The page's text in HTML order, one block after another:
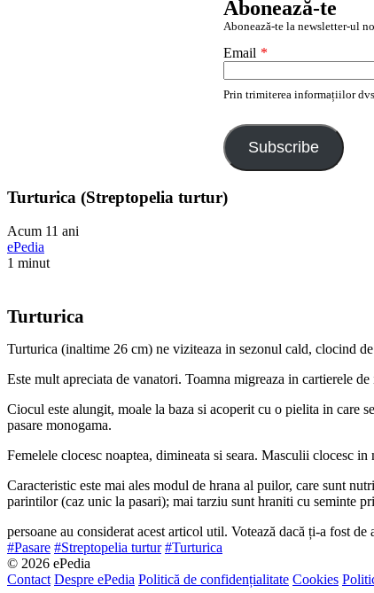
Abonează-te
Abonează-te la newsletter-ul
Email *
Prin trimiterea informațiilor
Subscribe
Turturica (Streptopelia turtur)
Acum 11 ani
ePedia
1 minut
Turturica
Turturica (inaltime 26 cm) ne viziteaza in sezonul cald, clocind
Este mult apreciata de vanatori. Toamna migreaza in cartierele de
Ciocul este alungit, moale la baza si acoperit cu o pielita in care
pasare monogama.
Femelele clocesc noaptea, dimineata si seara. Masculii clocesc
Caracteristic este mai ales modul de hrana al puilor, care sunt
parintilor (caz unic la pasari); mai tarziu sunt hraniti cu seminte
persoane au considerat acest articol util. Votează dacă ți-a fost de
#Pasare #Streptopelia turtur #Turturica
© 2026 ePedia
Contact Despre ePedia Politică de confidențialitate Cookies